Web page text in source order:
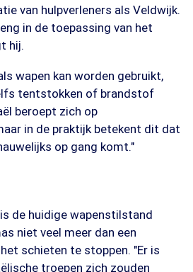
van hulpverleners als Veldwijk.
in de toepassing van het
hij.
wapen kan worden gebruikt,
tentstokken of brandstof
beroept zich op
in de praktijk betekent dit dat
op gang komt."
de huidige wapenstilstand
niet veel meer dan een
schieten te stoppen. "Er is
troepen zich zouden